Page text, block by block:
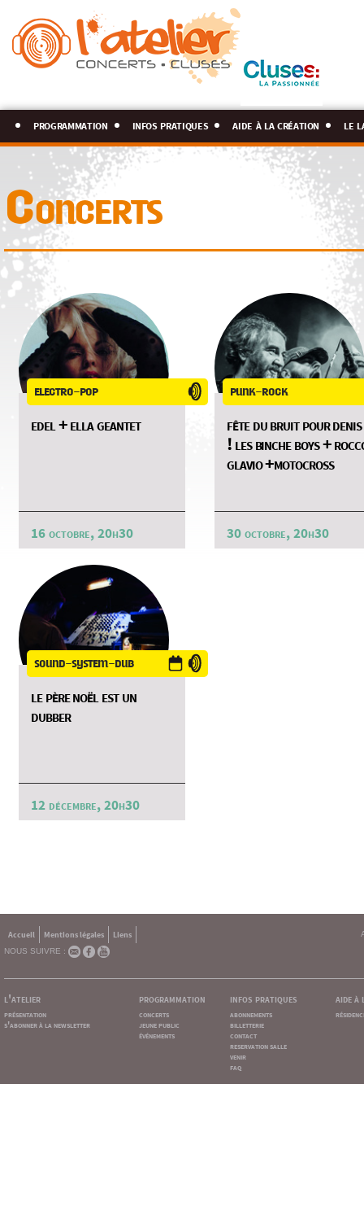
programmation infos pratiques aide à la création le
Concerts
electro-pop
edel + ella geantet
16 octobre, 20h30
punk-rock
fête du bruit pour denis
! les binche boys +
glavio +motocross
30 octobre, 20h30
sound-system-dub
le père noël est un
dubber
12 décembre, 20h30
Accueil Mentions légales
Liens
NOUS SUIVRE :
l'atelier
présentation
s'abonner à la newsletter
programmation
concerts
jeune public
événements
infos pratiques
abonnements
billetterie
contact
reservation salle
venir
faq
aide